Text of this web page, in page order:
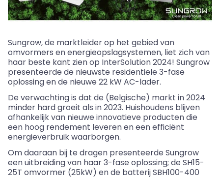
Sungrow, de marktleider op het gebied van
omvormers en energieopslagsystemen, liet zich van
haar beste kant zien op InterSolution 2024! Sungrow
presenteerde de nieuwste residentiele 3-fase
oplossing en de nieuwe 22 kW AC-lader.
De verwachting is dat de (Belgische) markt in 2024
minder hard groeit als in 2023. Huishoudens blijven
afhankelijk van nieuwe innovatieve producten die
een hoog rendement leveren en een efficiënt
energieverbruik waarborgen.
Om daaraan bij te dragen presenteerde Sungrow
een uitbreiding van haar 3-fase oplossing; de SH15-
25T omvormer (25kW) en de batterij SBH100-400